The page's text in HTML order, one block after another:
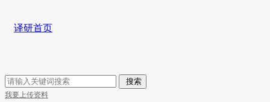
译研首页
搜索
我要上传资料